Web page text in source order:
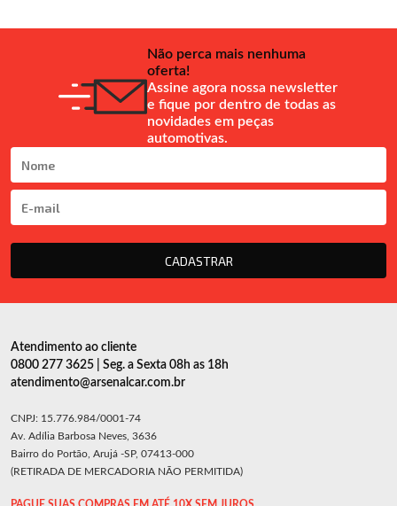
Não perca mais nenhuma
oferta!
Assine agora nossa newsletter
e fique por dentro de todas as
novidades em peças
automotivas.
CADASTRAR
Atendimento ao cliente
0800 277 3625 | Seg. a Sexta 08h as 18h
atendimento@arsenalcar.com.br
CNPJ: 15.776.984/0001-74
Av. Adília Barbosa Neves, 3636
Bairro do Portão, Arujá -SP, 07413-000
(RETIRADA DE MERCADORIA NÃO PERMITIDA)